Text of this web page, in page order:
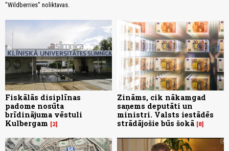
"Wildberries" noliktavas.
Fiskālās disiplīnas
padome nosūta
brīdinājuma vēstuli
Kulbergam
2
Zināms, cik nākamgad
saņems deputāti un
ministri. Valsts iestādēs
strādājošie būs šokā 8